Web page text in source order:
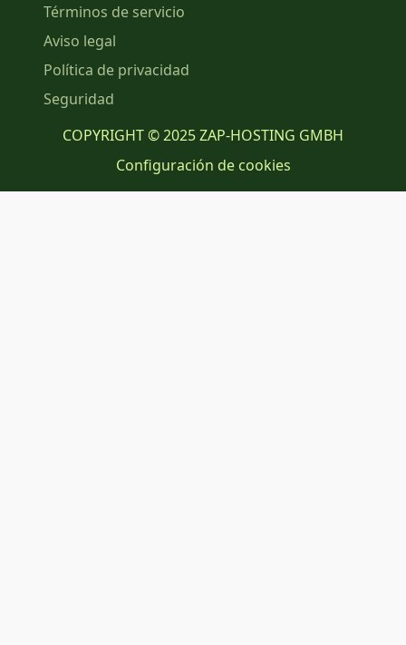
Términos de servicio
Aviso legal
Política de privacidad
Seguridad
COPYRIGHT © 2025 ZAP-HOSTING GMBH
Configuración de cookies